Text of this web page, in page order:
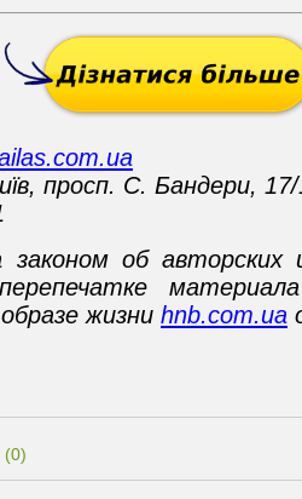
просп. С. Бандери,
об авторских
жизни hnb.com.ua